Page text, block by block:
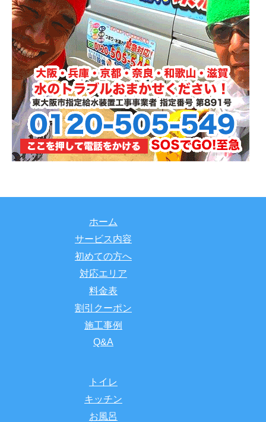
ホーム
サービス内容
初めての方へ
対応エリア
料金表
割引クーポン
施工事例
Q&A
トイレ
キッチン
お風呂